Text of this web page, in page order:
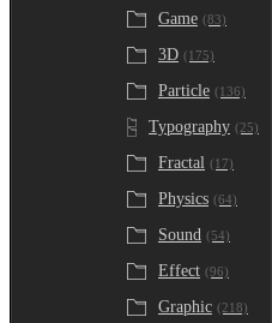
Game (83)
3D (175)
Particle (136)
Typography (25)
Fractal (17)
Physics (64)
Sound (54)
Effect (96)
Graphic (218)